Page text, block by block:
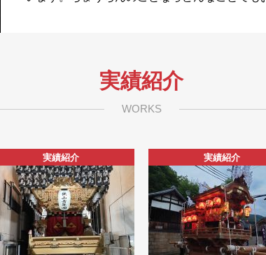
実績紹介
WORKS
実績紹介 実績紹介